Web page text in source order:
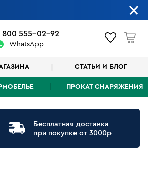
800 555-02-92
WhatsApp
СТАТЬИ И БЛОГ
ПРОКАТ СНАРЯЖЕНИЯ
Бесплатная доставка
при покупке от 3000р